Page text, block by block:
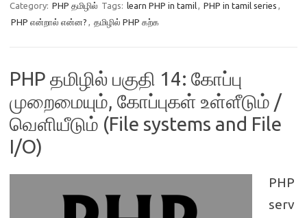
Category: PHP தமிழில் Tags: learn PHP in tamil, PHP in tamil series ,
PHP என்றால் என்ன? , தமிழில் PHP கற்க
PHP தமிழில் பகுதி 14: கோப்பு
முறைமையும், கோப்புகள் உள்ளீடும் /
வெளியீடும் (File systems and File
I/O)
PHP
serv